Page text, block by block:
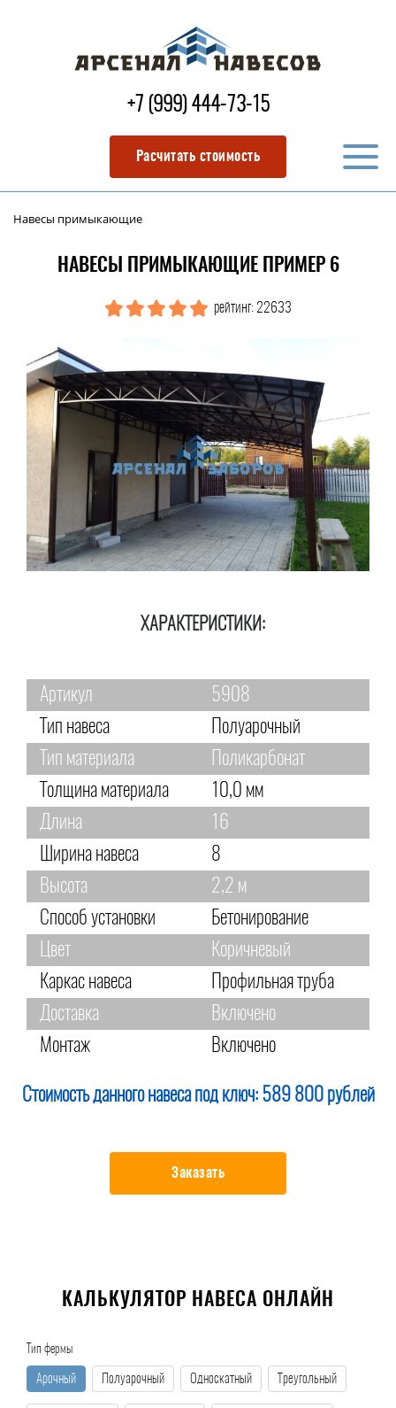
+7 (999) 444-73-15
Расчитать стоимость
Навесы примыкающие
НАВЕСЫ ПРИМЫКАЮЩИЕ ПРИМЕР 6
рейтинг: 22633
ХАРАКТЕРИСТИКИ:
Артикул
5908
Тип навеса
Полуарочный
Тип материала
Поликарбонат
Толщина материала
10,0 мм
Длина
16
Ширина навеса
8
Высота
2,2 м
Способ установки
Бетонирование
Цвет
Коричневый
Каркас навеса
Профильная труба
Доставка
Включено
Монтаж
Включено
Стоимость данного навеса под ключ: 589 800 рублей
Заказать
КАЛЬКУЛЯТОР НАВЕСА ОНЛАЙН
Тип фермы
Арочный Полуарочный Односкатный Треугольный